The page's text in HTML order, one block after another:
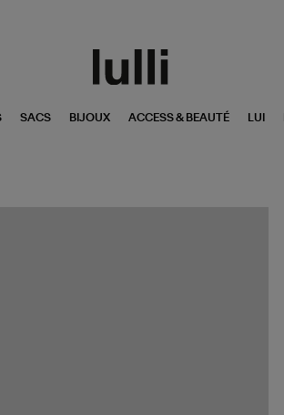
SACS BIJOUX ACCESS & BEAUTÉ LUI